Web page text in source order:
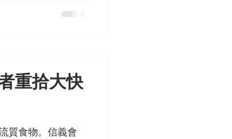
重拾大快
質食物。信義會